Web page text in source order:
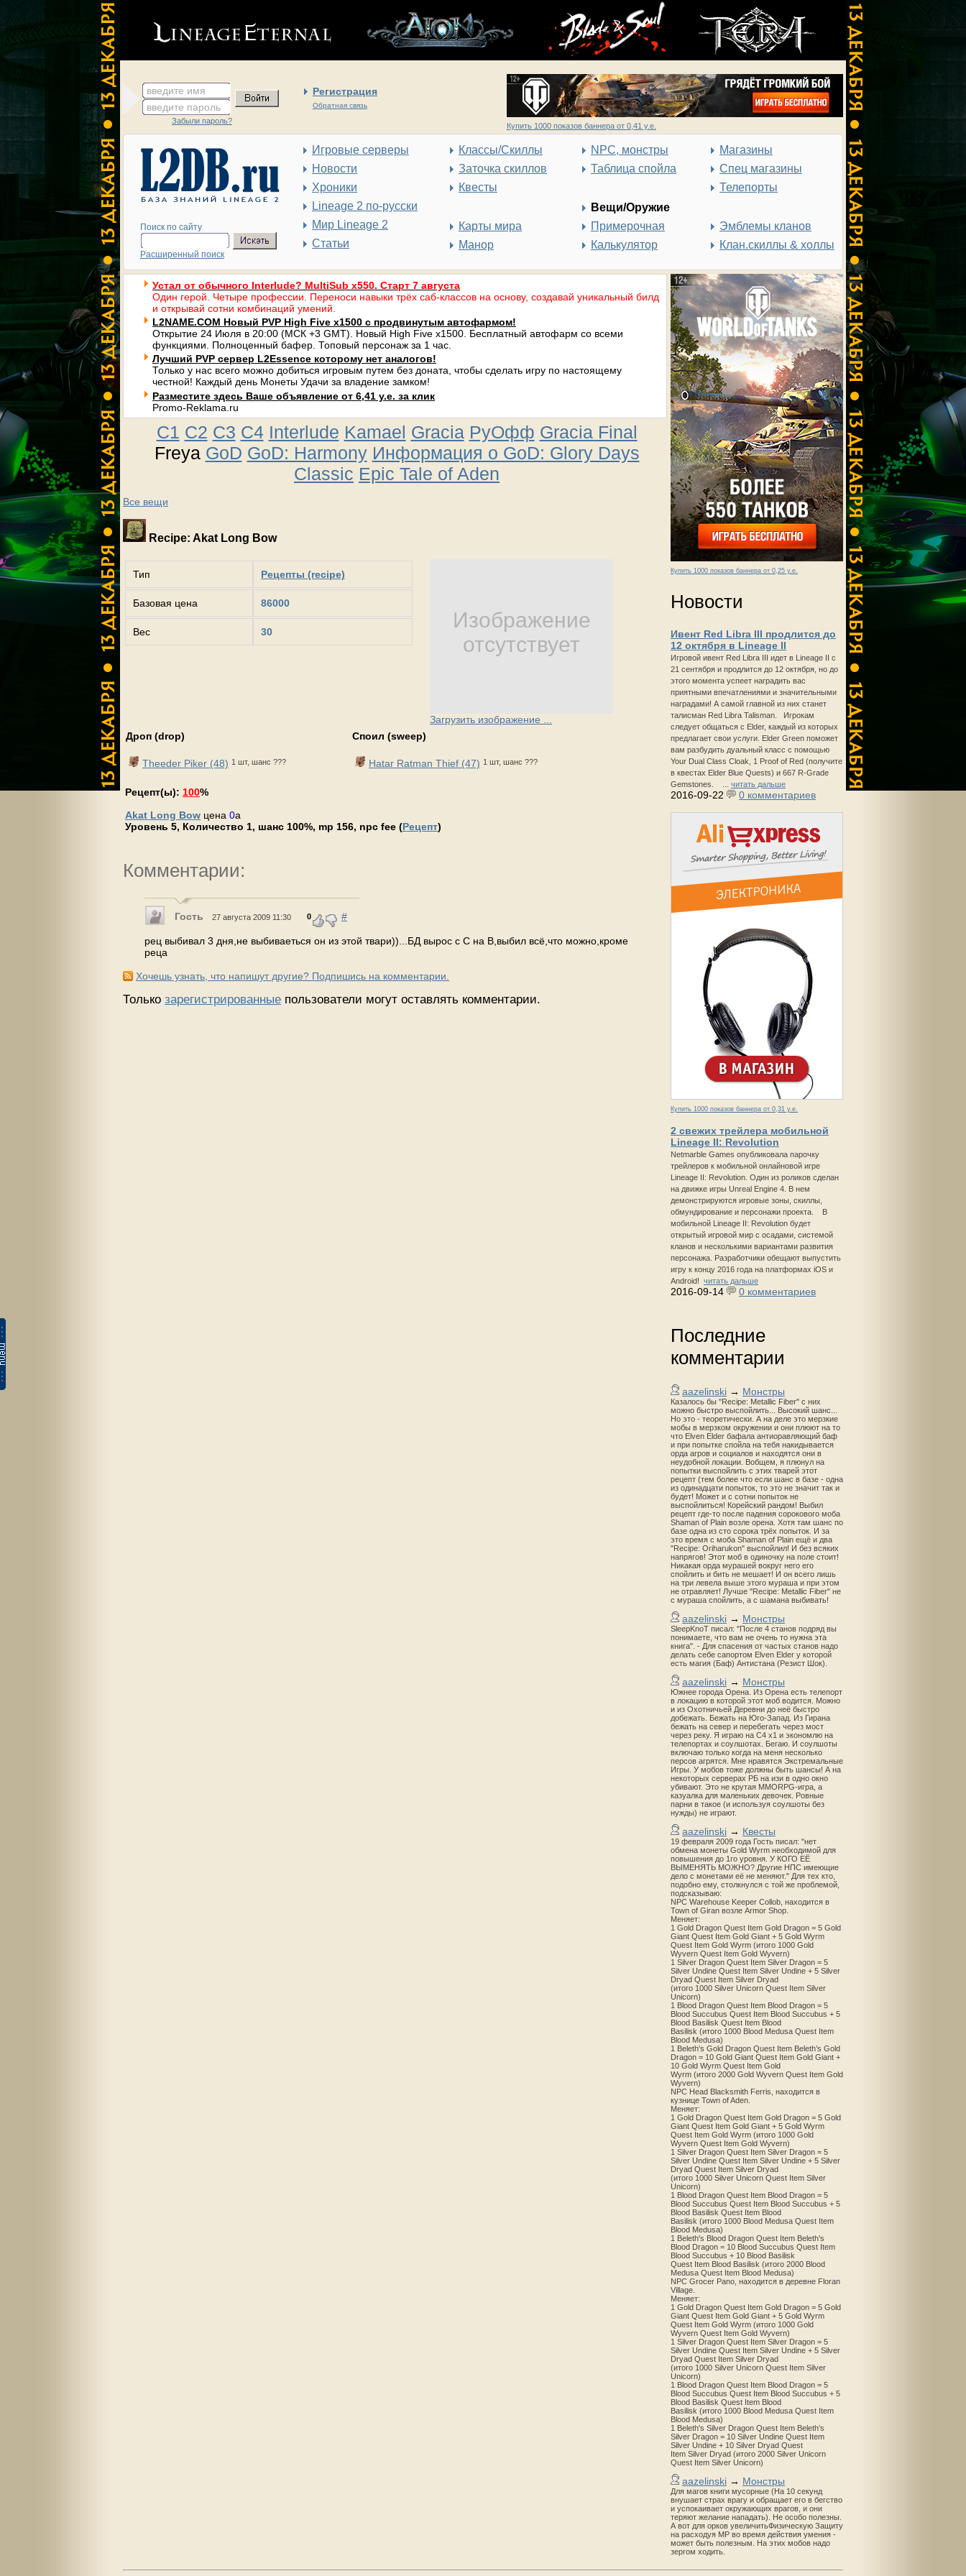
введите имя Регистрация
Обратная связь
введите пароль
Забыли пароль?
Купить 1000 показов баннера от 0,41 у.е.
Поиск по сайту
Расширенный поиск
Игровые серверы
Новости
Хроники
Lineage 2 по-русски
Мир Lineage 2
Статьи
Классы/Скиллы
Заточка скиллов
Квесты
Карты мира
Манор
NPC, монстры
Таблица спойла
Вещи/Оружие
Примерочная
Калькулятор
Магазины
Спец магазины
Телепорты
Эмблемы кланов
Клан.скиллы & холлы
Купить 1000 показов баннера от 0,25 у.е.
Новости
Ивент Red Libra III продлится до
12 октября в Lineage II
Игровой ивент Red Libra III идет в Lineage II с
21 сентября и продлится до 12 октября, но до
этого момента успеет наградить вас
приятными впечатлениями и значительными
наградами! А самой главной из них станет
талисман Red Libra Talisman. Игрокам
следует общаться с Elder, каждый из которых
предлагает свои услуги. Elder Green поможет
вам разбудить дуальный класс с помощью
Your Dual Class Cloak, 1 Proof of Red (получите
в квестах Elder Blue Quests) и 667 R-Grade
Gemstones. ... читать дальше
2016-09-22 0 комментариев
Купить 1000 показов баннера от 0,31 у.е.
2 свежих трейлера мобильной
Lineage II: Revolution
Netmarble Games опубликовала парочку
трейлеров к мобильной онлайновой игре
Lineage II: Revolution. Один из роликов сделан
на движке игры Unreal Engine 4. В нем
демонстрируются игровые зоны, скиллы,
обмундирование и персонажи проекта. В
мобильной Lineage II: Revolution будет
открытый игровой мир с осадами, системой
кланов и несколькими вариантами развития
персонажа. Разработчики обещают выпустить
игру к концу 2016 года на платформах iOS и
Android! читать дальше
2016-09-14 0 комментариев
Последние
комментарии
aazelinski → Монстры
Казалось бы "Recipe: Metallic Fiber" с них
можно быстро выспойлить... Высокий шанс...
Но это - теоретически. А на деле это мерзкие
мобы в мерзком окружении и они плюют на то
что Elven Elder бафала антиоравляющий баф
и при попытке спойла на тебя накидывается
орда агров и социалов и находятся они в
неудобной локации. Вобщем, я плюнул на
попытки выспойлить с этих тварей этот
рецепт (тем более что если шанс в базе - одна
из одинадцати попыток, то это не значит так и
будет! Может и с сотни попыток не
выспойлиться! Корейский рандом! Выбил
рецепт где-то после падения сорокового моба
Shaman of Plain возле орена. Хотя там шанс по
базе одна из сто сорока трёх попыток. И за
это время с моба Shaman of Plain ещё и два
"Recipe: Oriharukon" выспойлил! И без всяких
напрягов! Этот моб в одиночку на поле стоит!
Никакая орда мурашей вокруг него его
спойлить и бить не мешает! И он всего лишь
на три левела выше этого мураша и при этом
не отравляет! Лучше "Recipe: Metallic Fiber" не
с мураша спойлить, а с шамана выбивать!
aazelinski → Монстры
SleepKnoT писал: "После 4 станов подряд вы
понимаете, что вам не очень то нужна эта
книга". - Для спасения от частых станов надо
делать себе сапортом Elven Elder у которой
есть магия (Баф) Антистана (Резист Шок).
aazelinski → Монстры
Южнее города Орена. Из Орена есть телепорт
в локацию в которой этот моб водится. Можно
и из Охотничьей Деревни до неё быстро
добежать. Бежать на Юго-Запад. Из Гирана
бежать на север и перебегать через мост
через реку. Я играю на С4 х1 и экономлю на
телепортах и соулшотах. Бегаю. И соулшоты
включаю только когда на меня несколько
персов агрятся. Мне нравятся Экстремальные
Игры. У мобов тоже должны быть шансы! А на
некоторых серверах РБ на изи в одно окно
убивают. Это не крутая MMORPG-игра, а
казуалка для маленьких девочек. Ровные
парни в такое (и используя соулшоты без
нужды) не играют.
aazelinski → Квесты
19 февраля 2009 года Гость писал: "нет
обмена монеты Gold Wyrm необходимой для
повышения до 1го уровня. У КОГО ЕЁ
ВЫМЕНЯТЬ МОЖНО? Другие НПС имеющие
дело с монетами её не меняют." Для тех кто,
подобно ему, столкнулся с той же проблемой,
подсказываю:
NPC Warehouse Keeper Collob, находится в
Town of Giran возле Armor Shop.
Меняет:
1 Gold Dragon Quest Item Gold Dragon = 5 Gold
Giant Quest Item Gold Giant + 5 Gold Wyrm
Quest Item Gold Wyrm (итого 1000 Gold
Wyvern Quest Item Gold Wyvern)
1 Silver Dragon Quest Item Silver Dragon = 5
Silver Undine Quest Item Silver Undine + 5 Silver
Dryad Quest Item Silver Dryad
(итого 1000 Silver Unicorn Quest Item Silver
Unicorn)
1 Blood Dragon Quest Item Blood Dragon = 5
Blood Succubus Quest Item Blood Succubus + 5
Blood Basilisk Quest Item Blood
Basilisk (итого 1000 Blood Medusa Quest Item
Blood Medusa)
1 Beleth's Gold Dragon Quest Item Beleth’s Gold
Dragon = 10 Gold Giant Quest Item Gold Giant +
10 Gold Wyrm Quest Item Gold
Wyrm (итого 2000 Gold Wyvern Quest Item Gold
Wyvern)
NPC Head Blacksmith Ferris, находится в
кузнице Town of Aden.
Меняет:
1 Gold Dragon Quest Item Gold Dragon = 5 Gold
Giant Quest Item Gold Giant + 5 Gold Wyrm
Quest Item Gold Wyrm (итого 1000 Gold
Wyvern Quest Item Gold Wyvern)
1 Silver Dragon Quest Item Silver Dragon = 5
Silver Undine Quest Item Silver Undine + 5 Silver
Dryad Quest Item Silver Dryad
(итого 1000 Silver Unicorn Quest Item Silver
Unicorn)
1 Blood Dragon Quest Item Blood Dragon = 5
Blood Succubus Quest Item Blood Succubus + 5
Blood Basilisk Quest Item Blood
Basilisk (итого 1000 Blood Medusa Quest Item
Blood Medusa)
1 Beleth's Blood Dragon Quest Item Beleth’s
Blood Dragon = 10 Blood Succubus Quest Item
Blood Succubus + 10 Blood Basilisk
Quest Item Blood Basilisk (итого 2000 Blood
Medusa Quest Item Blood Medusa)
NPC Grocer Pano, находится в деревне Floran
Village.
Меняет:
1 Gold Dragon Quest Item Gold Dragon = 5 Gold
Giant Quest Item Gold Giant + 5 Gold Wyrm
Quest Item Gold Wyrm (итого 1000 Gold
Wyvern Quest Item Gold Wyvern)
1 Silver Dragon Quest Item Silver Dragon = 5
Silver Undine Quest Item Silver Undine + 5 Silver
Dryad Quest Item Silver Dryad
(итого 1000 Silver Unicorn Quest Item Silver
Unicorn)
1 Blood Dragon Quest Item Blood Dragon = 5
Blood Succubus Quest Item Blood Succubus + 5
Blood Basilisk Quest Item Blood
Basilisk (итого 1000 Blood Medusa Quest Item
Blood Medusa)
1 Beleth's Silver Dragon Quest Item Beleth’s
Silver Dragon = 10 Silver Undine Quest Item
Silver Undine + 10 Silver Dryad Quest
Item Silver Dryad (итого 2000 Silver Unicorn
Quest Item Silver Unicorn)
aazelinski → Монстры
Для магов книги мусорные (На 10 секунд
внушает страх врагу и обращает его в бегство
и успокаивает окружающих врагов, и они
теряют желание нападать). Не особо полезны.
А вот для орков увеличитьФизическую Защиту
на расходуя MP во время действия умения -
может быть полезным. На этих мобов надо
зергом ходить.
Устал от обычного Interlude? MultiSub x550. Старт 7 августа
Один герой. Четыре профессии. Переноси навыки трёх саб-классов на основу, создавай уникальный билд
и открывай сотни комбинаций умений.
L2NAME.COM Новый PVP High Five x1500 с продвинутым автофармом!
Открытие 24 Июля в 20:00 (МСК +3 GMT). Новый High Five x1500. Бесплатный автофарм со всеми
функциями. Полноценный бафер. Топовый персонаж за 1 час.
Лучший PVP сервер L2Essence которому нет аналогов!
Только у нас всего можно добиться игровым путем без доната, чтобы сделать игру по настоящему
честной! Каждый день Монеты Удачи за владение замком!
Разместите здесь Ваше объявление от 6,41 у.е. за клик
Promo-Reklama.ru
C1 C2 C3 C4 Interlude Kamael Gracia РуОфф Gracia Final
Freya GoD GoD: Harmony Информация о GoD: Glory Days
Classic Epic Tale of Aden
Все вещи
Recipe: Akat Long Bow
Тип Рецепты (recipe)
Базовая цена 86000
Вес 30
Изображение
отсутствует
Загрузить изображение ...
Дроп (drop)
Theeder Piker (48) 1 шт, шанс ???
Споил (sweep)
Hatar Ratman Thief (47) 1 шт, шанс ???
Рецепт(ы): 100%
Akat Long Bow цена 0a
Уровень 5, Количество 1, шанс 100%, mp 156, npc fee (Рецепт)
Комментарии:
Гость 27 августа 2009 11:30 0 #
рец выбивал 3 дня,не выбиваеться он из этой твари))...БД вырос с С на В,выбил всё,что можно,кроме
реца
Хочешь узнать, что напишут другие? Подпишись на комментарии.
Только зарегистрированные пользователи могут оставлять комментарии.